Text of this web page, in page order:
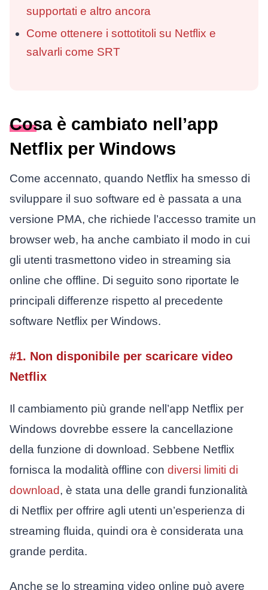
supportati e altro ancora
Come ottenere i sottotitoli su Netflix e
salvarli come SRT
Cosa è cambiato nell’app
Netflix per Windows
Come accennato, quando Netflix ha smesso di
sviluppare il suo software ed è passata a una
versione PMA, che richiede l’accesso tramite un
browser web, ha anche cambiato il modo in cui
gli utenti trasmettono video in streaming sia
online che offline. Di seguito sono riportate le
principali differenze rispetto al precedente
software Netflix per Windows.
#1. Non disponibile per scaricare video
Netflix
Il cambiamento più grande nell’app Netflix per
Windows dovrebbe essere la cancellazione
della funzione di download. Sebbene Netflix
fornisca la modalità offline con diversi limiti di
download, è stata una delle grandi funzionalità
di Netflix per offrire agli utenti un’esperienza di
streaming fluida, quindi ora è considerata una
grande perdita.
Anche se lo streaming video online può avere